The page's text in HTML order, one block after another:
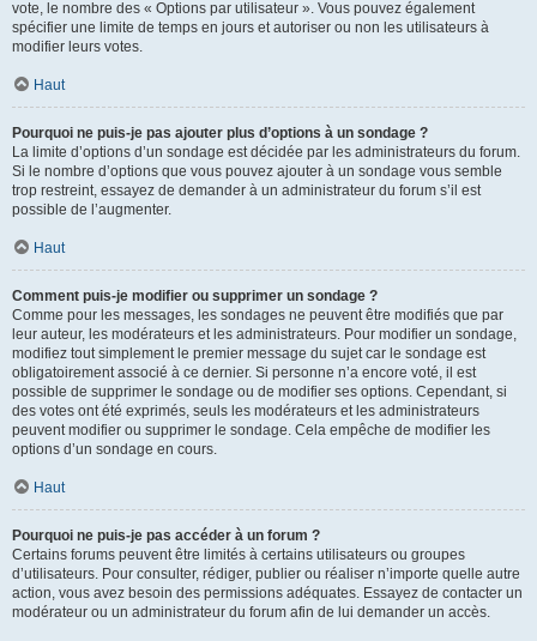
vote, le nombre des « Options par utilisateur ». Vous pouvez également
spécifier une limite de temps en jours et autoriser ou non les utilisateurs à
modifier leurs votes.
Haut
Pourquoi ne puis-je pas ajouter plus d’options à un sondage ?
La limite d’options d’un sondage est décidée par les administrateurs du forum.
Si le nombre d’options que vous pouvez ajouter à un sondage vous semble
trop restreint, essayez de demander à un administrateur du forum s’il est
possible de l’augmenter.
Haut
Comment puis-je modifier ou supprimer un sondage ?
Comme pour les messages, les sondages ne peuvent être modifiés que par
leur auteur, les modérateurs et les administrateurs. Pour modifier un sondage,
modifiez tout simplement le premier message du sujet car le sondage est
obligatoirement associé à ce dernier. Si personne n’a encore voté, il est
possible de supprimer le sondage ou de modifier ses options. Cependant, si
des votes ont été exprimés, seuls les modérateurs et les administrateurs
peuvent modifier ou supprimer le sondage. Cela empêche de modifier les
options d’un sondage en cours.
Haut
Pourquoi ne puis-je pas accéder à un forum ?
Certains forums peuvent être limités à certains utilisateurs ou groupes
d’utilisateurs. Pour consulter, rédiger, publier ou réaliser n’importe quelle autre
action, vous avez besoin des permissions adéquates. Essayez de contacter un
modérateur ou un administrateur du forum afin de lui demander un accès.